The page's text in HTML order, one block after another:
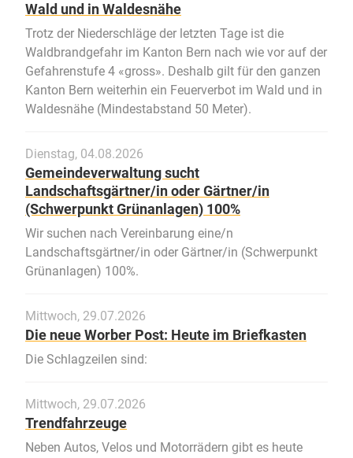
Wald und in Waldesnähe
Trotz der Niederschläge der letzten Tage ist die
Waldbrandgefahr im Kanton Bern nach wie vor auf der
Gefahrenstufe 4 «gross». Deshalb gilt für den ganzen
Kanton Bern weiterhin ein Feuerverbot im Wald und in
Waldesnähe (Mindestabstand 50 Meter).
Dienstag, 04.08.2026
Gemeindeverwaltung sucht
Landschaftsgärtner/in oder Gärtner/in
(Schwerpunkt Grünanlagen) 100%
Wir suchen nach Vereinbarung eine/n
Landschaftsgärtner/in oder Gärtner/in (Schwerpunkt
Grünanlagen) 100%.
Mittwoch, 29.07.2026
Die neue Worber Post: Heute im Briefkasten
Die Schlagzeilen sind:
Mittwoch, 29.07.2026
Trendfahrzeuge
Neben Autos, Velos und Motorrädern gibt es heute